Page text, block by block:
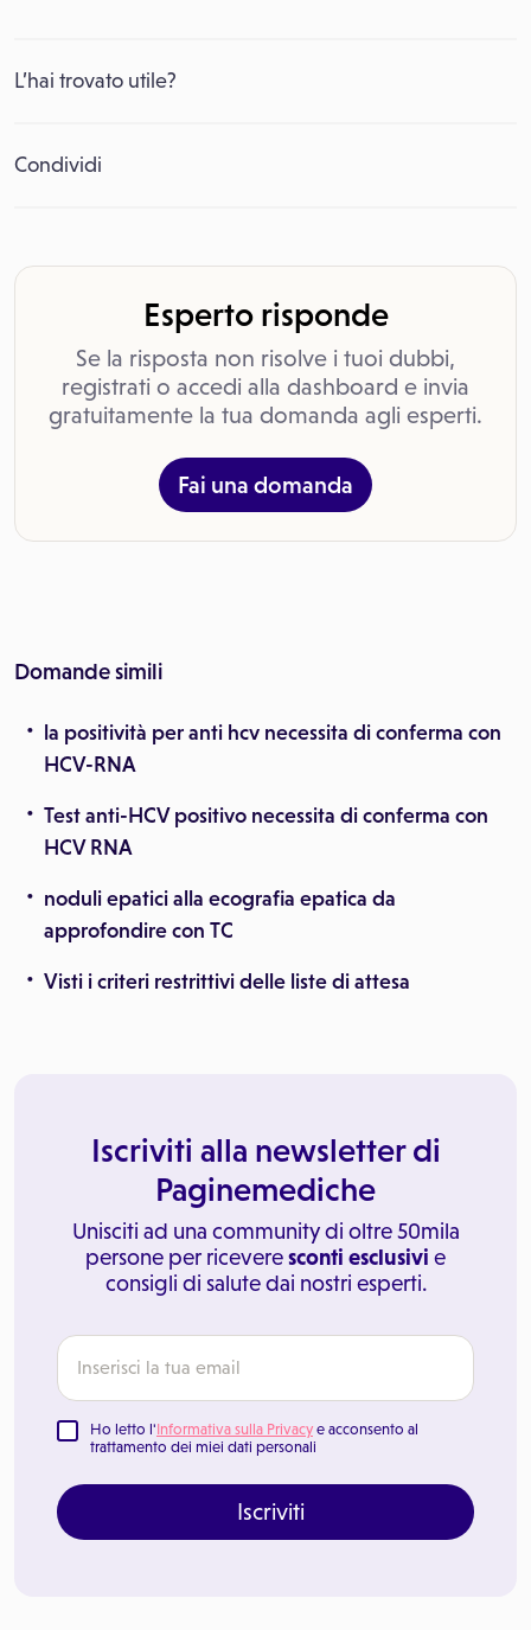
L’hai trovato utile?
Condividi
Esperto risponde
Se la risposta non risolve i tuoi dubbi,
registrati o accedi alla dashboard e invia
gratuitamente la tua domanda agli esperti.
Fai una domanda
Domande simili
la positività per anti hcv necessita di conferma con
HCV-RNA
Test anti-HCV positivo necessita di conferma con
HCV RNA
noduli epatici alla ecografia epatica da
approfondire con TC
Visti i criteri restrittivi delle liste di attesa
Iscriviti alla newsletter di
Paginemediche
Unisciti ad una community di oltre 50mila
persone per riceveresconti esclusivi e
consigli di salute dai nostri esperti.
Ho letto l'Informativa sulla Privacy e acconsento al
trattamento dei miei dati personali
Iscriviti